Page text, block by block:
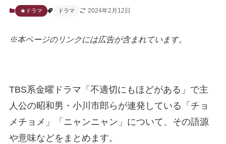
★ドラマ ドラマ 2024年2月12日
※本ページのリンクには広告が含まれています。
TBS系金曜ドラマ「不適切にもほどがある」で主
人公の昭和男・小川市郎らが連発している「チョ
メチョメ」「ニャンニャン」について、その語源
や意味などをまとめます。